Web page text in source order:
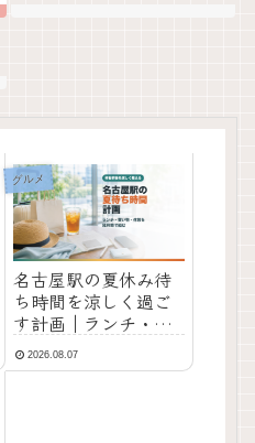
グルメ
名古屋駅の夏休み待
ち時間を涼しく過ご
す計画｜ランチ・買
い物・休憩の選び方
2026.08.07